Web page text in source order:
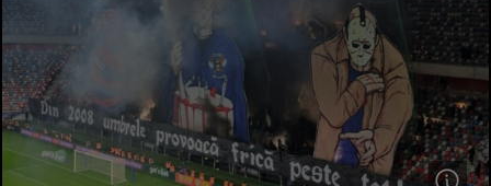
Echipa Națională
Fotbal feminin
Special